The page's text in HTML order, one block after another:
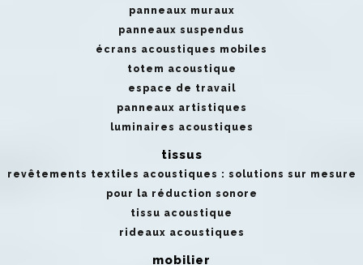
panneaux muraux
panneaux suspendus
écrans acoustiques mobiles
totem acoustique
espace de travail
panneaux artistiques
luminaires acoustiques
tissus
revêtements textiles acoustiques : solutions sur mesure
pour la réduction sonore
tissu acoustique
rideaux acoustiques
mobilier